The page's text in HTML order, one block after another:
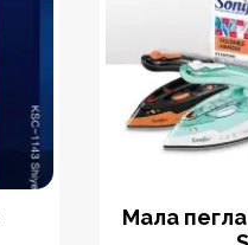
Мала